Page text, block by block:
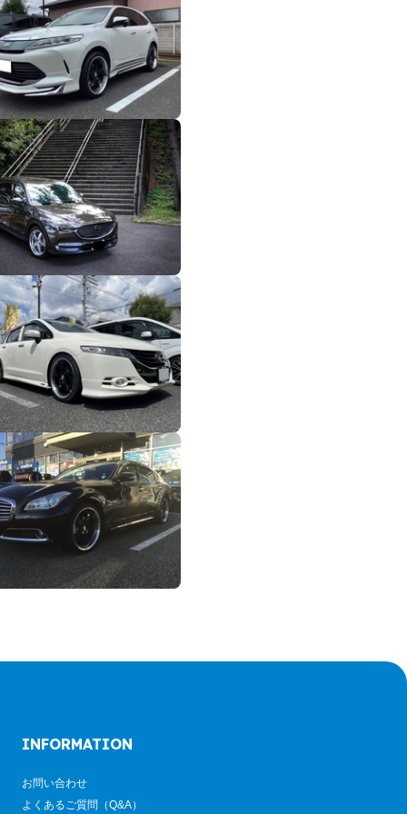
INFORMATION
お問い合わせ
よくあるご質問（Q&A）